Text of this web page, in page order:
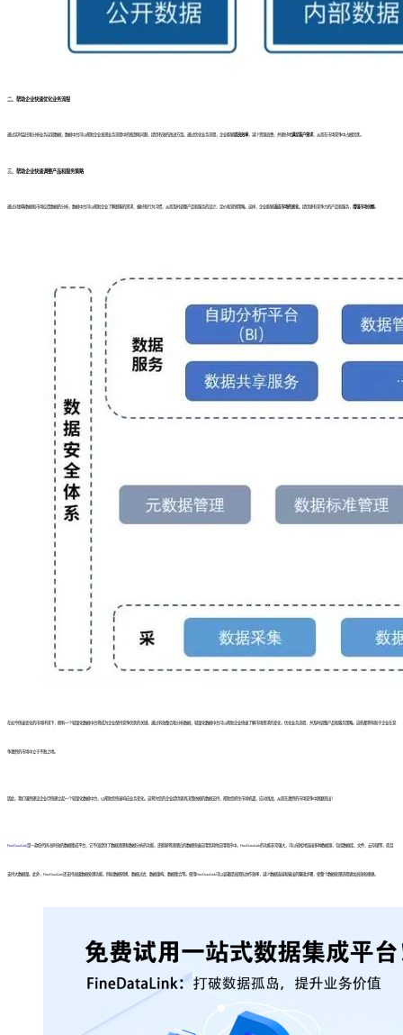
二、帮助企业快速优化业务流程
通过实时监控和分析业务运营数据，数据中台可以帮助企业发现业务流程中的瓶颈和问题，提供有效的改进方案。通过优化业务流程，企业能够 提高效率 ，减少资源浪费，并更好地满足客户需求，从而在市场竞争中占据优势。
三、帮助企业快速调整产品和服务策略
通过对顾客数据和市场反馈数据的分析，数据中台可以帮助企业了解顾客的需求、偏好和行为习惯，从而及时调整产品和服务的设计、定价和营销策略。这样，企业能够 适应市场的变化，提供更有竞争力的产品和服务， 增强市场份额
在如今快速变化的市场环境下，拥有一个轻量化数据中台将成为企业保持竞争优势的关键。通过有效整合和分析数据，轻量化数据中台可以帮助企业快速了解市场需求的变化，优化业务流程，并及时调整产品和服务策略。这些都将有助于企业在竞
争激烈的市场中立于不败之地。
因此，我们强烈建议企业尽快建立起一个轻量化数据中台，以帮助您快速响应业务变化。这将为您的企业提供更具决策依据的数据支持，帮助您抓住市场机遇，应对挑战，从而在激烈的市场竞争中脱颖而出！
FineDataLink 是一款低代码/高时效的数据集成平台，它不仅提供了数据清理和数据分析的功能，还能够将清理后的数据快速应用到其他应用程序中。FineDataLink的功能非常强大，可以轻松地连接多种数据源，包括数据库、文件、云存储等，而且
支持大数据量。此外，FineDataLink还支持高级数据处理功能，例如数据转换、数据过滤、数据重构、数据集合等。使用FineDataLink可以显著提高团队协作效率，减少数据连接和输出的繁琐步骤，使整个数据处理流程更加高效和便捷。